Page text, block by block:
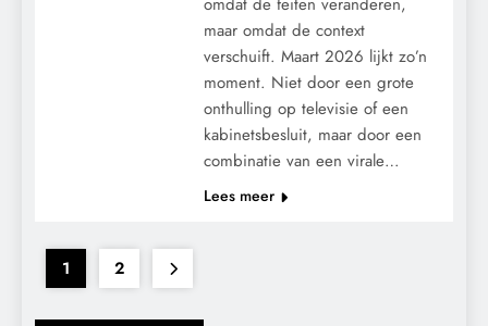
maar omdat de context
verschuift. Maart 2026 lijkt zo’n
moment. Niet door een grote
onthulling op televisie of een
kabinetsbesluit, maar door een
combinatie van een virale…
Lees meer
1 2